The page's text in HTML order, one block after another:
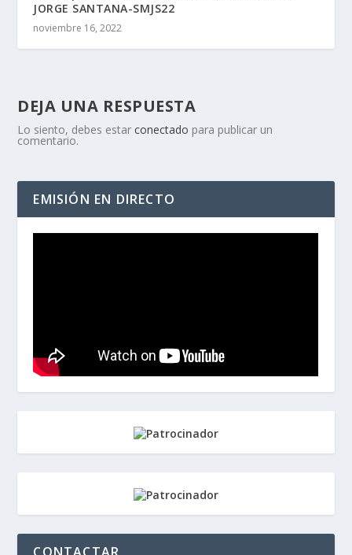
JORGE SANTANA-SMJS22
noviembre 16, 2022
DEJA UNA RESPUESTA
Lo siento, debes estarconectado para publicar un
comentario.
EMISIÓN EN DIRECTO